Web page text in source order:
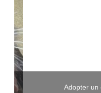
Adopter un